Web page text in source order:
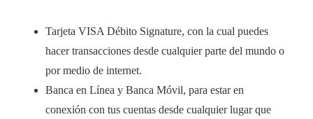
Tarjeta VISA Débito Signature, con la cual puedes
hacer transacciones desde cualquier parte del mundo o
por medio de internet.
Banca en Línea y Banca Móvil, para estar en
conexión con tus cuentas desde cualquier lugar que